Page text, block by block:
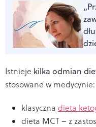
Istnieje kilka odmian
stosowane w medycynie:
klasyczna dieta
dieta MCT – z